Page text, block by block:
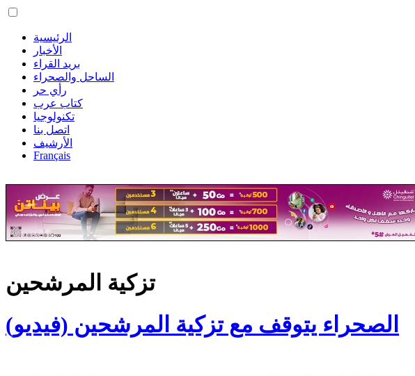
الرئيسية
الأخبار
بريد القراء
الساحل والصحراء
رأي حر
كتاب عرب
تكنولوجيا
اتصل بنا
الأرشيف
Français
تزكية المرشحين
الصحراء يتوقف مع تزكية المرشحين (فيديو)